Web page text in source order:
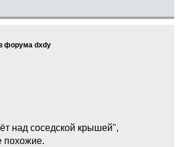
форума dxdy
над соседской крышей",
похожие.